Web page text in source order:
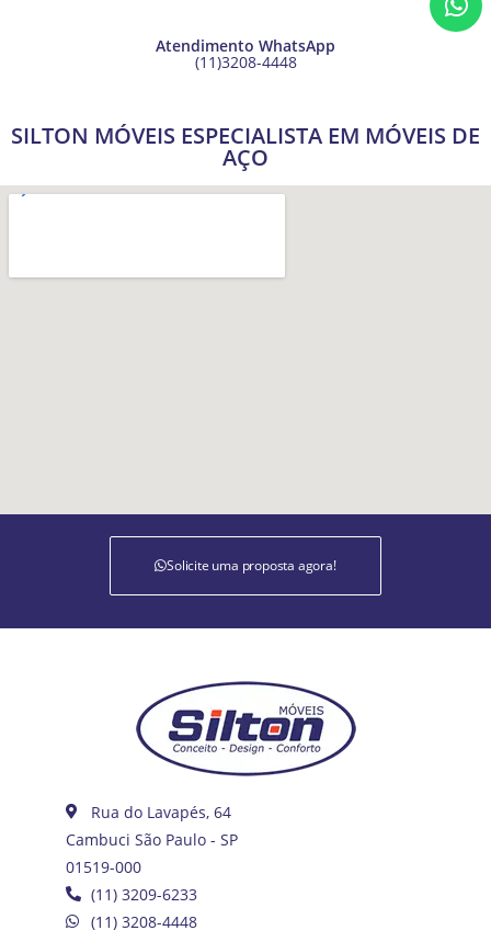
Atendimento WhatsApp
(11)3208-4448
SILTON MÓVEIS ESPECIALISTA EM MÓVEIS DE
AÇO
Solicite uma proposta agora!
Rua do Lavapés, 64
Cambuci São Paulo - SP
01519-000
(11) 3209-6233
(11) 3208-4448